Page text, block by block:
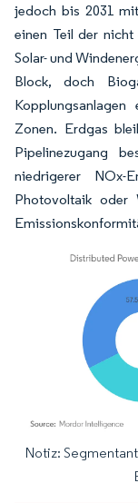
jedoch bis 2031
einen Teil der nicht
Solar- und
Block, doch
Zonen. Erdgas
Pipelinezugang
niedrigerer NOx-
Photovoltaik oder
Bild © Mordor
Notiz: